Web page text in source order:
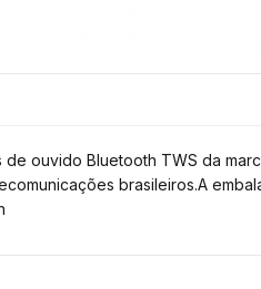
ouvido Bluetooth TWS da
brasileiros.A